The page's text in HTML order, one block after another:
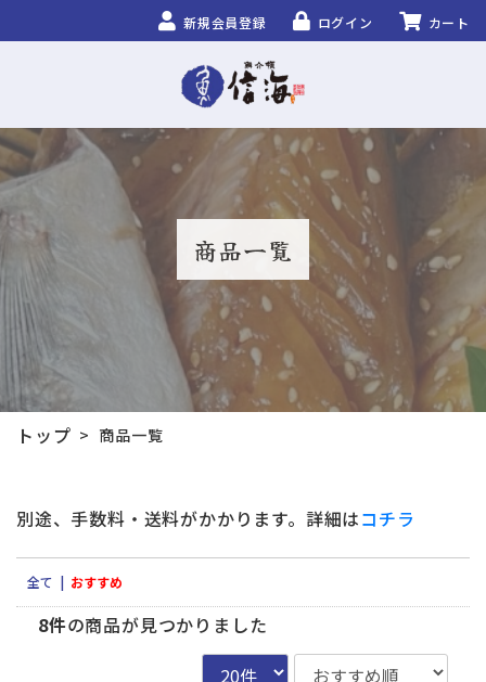
新規会員登録 ログイン カート
商品一覧
トップ > 商品一覧
別途、手数料・送料がかかります。詳細はコチラ
全て | おすすめ
8件の商品が見つかりました